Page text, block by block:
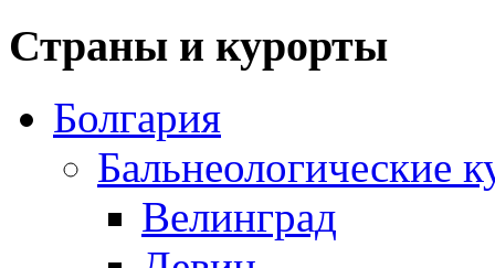
Страны и курорты
Болгария
Бальнеологические
Велинград